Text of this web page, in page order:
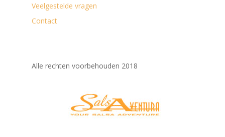
Veelgestelde vragen
Contact
Alle rechten voorbehouden 2018